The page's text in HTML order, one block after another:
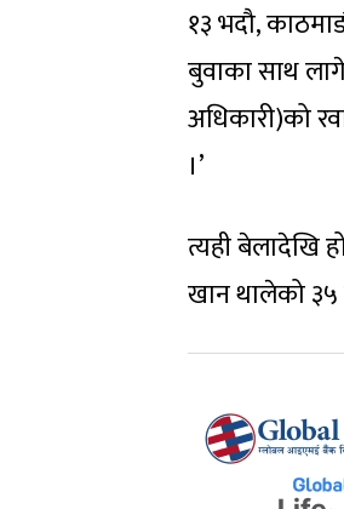
१३ भदौ,
बुवाका साथ
अधिकारी)को
।’
त्यही बेलादेखि
खान थालेको ३५